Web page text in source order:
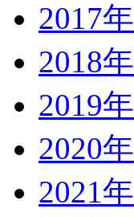
2017年
2018年
2019年
2020年
2021年